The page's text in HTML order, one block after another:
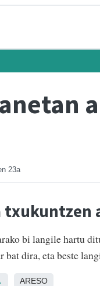
23a
txukuntzen
bi langile hartu
bat dira, eta beste
ARESO